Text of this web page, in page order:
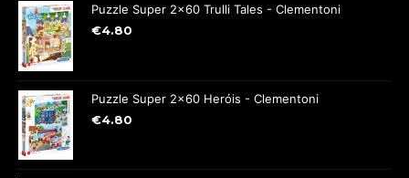
Puzzle Super 2x60 Trulli Tales - Clementoni
€4.80
Puzzle Super 2x60 Heróis - Clementoni
€4.80